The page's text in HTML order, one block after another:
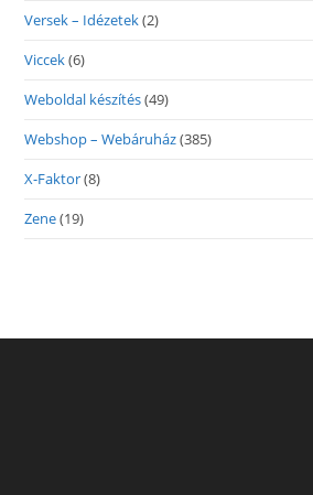
Versek – Idézetek(2)
Viccek(6)
Weboldal készítés(49)
Webshop – Webáruház(385)
X-Faktor(8)
Zene(19)